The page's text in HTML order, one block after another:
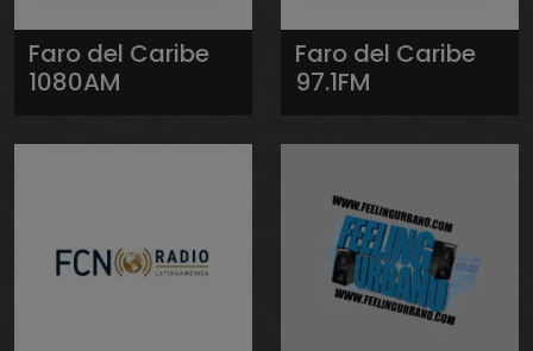
Faro del Caribe
1080AM
Faro del Caribe
97.1FM